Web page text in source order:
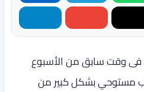
فى وقت سابق من الأسبوع
مستوحي بشكل كبير من